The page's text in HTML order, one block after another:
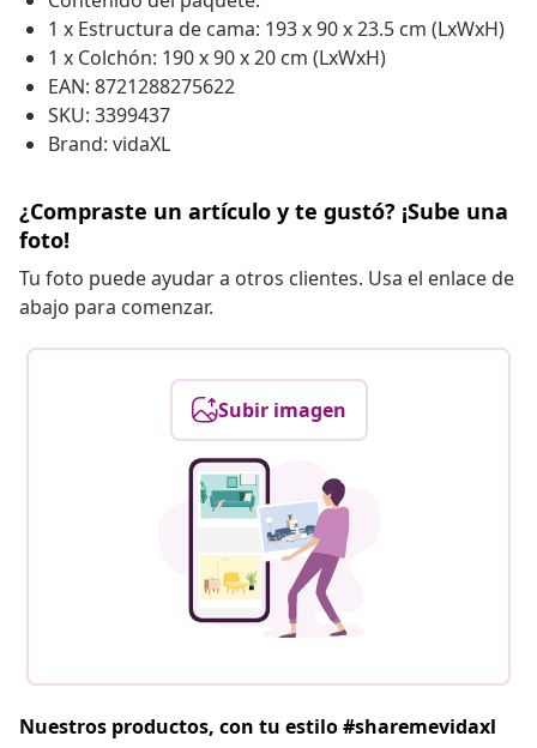
1 x Estructura de cama: 193 x 90 x 23.5 cm (LxWxH)
1 x Colchón: 190 x 90 x 20 cm (LxWxH)
EAN: 8721288275622
SKU: 3399437
Brand: vidaXL
¿Compraste un artículo y te gustó? ¡Sube una
foto!
Tu foto puede ayudar a otros clientes. Usa el enlace de
abajo para comenzar.
Subir imagen
Nuestros productos, con tu estilo #sharemevidaxl